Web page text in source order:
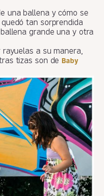
una ballena y cómo se
tan sorprendida
grande una y otra
a su manera,
tizas son de
Baby